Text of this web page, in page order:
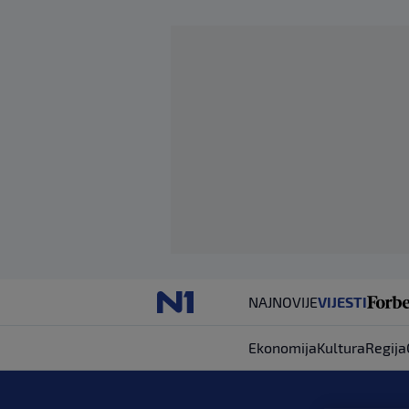
NAJNOVIJEVIJESTI
EkonomijaKulturaRegija